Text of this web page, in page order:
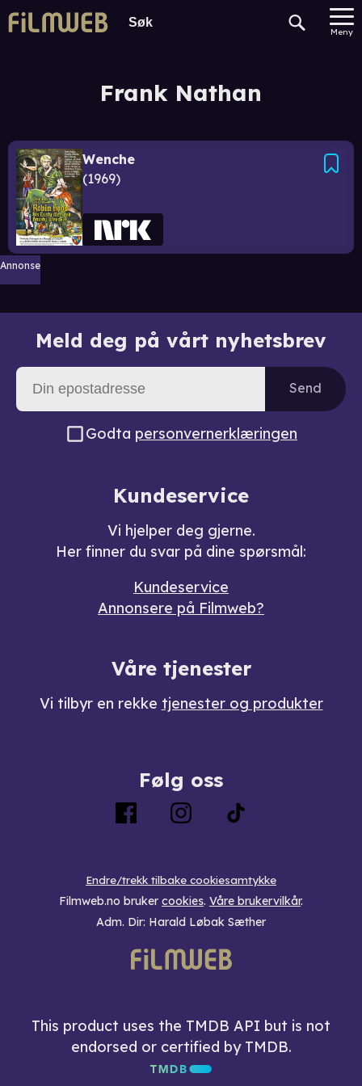
Meny
Frank Nathan
Wenche
1969
Annonse
Meld deg på vårt nyhetsbrev
Send
Godta personvernerklæringen
Kundeservice
Vi hjelper deg gjerne.
Her finner du svar på dine spørsmål:
Kundeservice
Annonsere på Filmweb?
Våre tjenester
Vi tilbyr en rekke tjenester og produkter
Følg oss
Endre/trekk tilbake cookiesamtykke
Filmweb.no bruker cookies. Våre brukervilkår.
Adm. Dir: Harald Løbak Sæther
This product uses the TMDB API but is not
endorsed or certified by TMDB.